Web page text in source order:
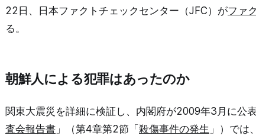
22日、日本ファクトチェックセンター（JFC）がファ
る。
朝鮮人による犯罪はあったのか
関東大震災を詳細に検証し、内閣府が2009年3月に公
査会報告書 」（第4章第2節「 殺傷事件の発生 」）では